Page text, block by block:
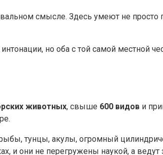
смысле. Здесь умеют не просто
но оба с той самой местной
животных, свыше 600 видов и
тунцы, акулы, огромный
и они не перегружены наукой, а ведут